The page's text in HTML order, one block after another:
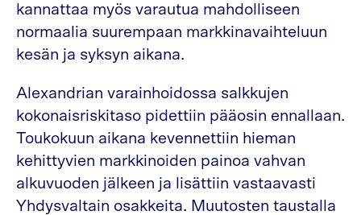
kannattaa myös varautua mahdolliseen
normaalia suurempaan markkinavaihteluun
kesän ja syksyn aikana.
Alexandrian varainhoidossa salkkujen
kokonaisriskitaso pidettiin pääosin ennallaan.
Toukokuun aikana kevennettiin hieman
kehittyvien markkinoiden painoa vahvan
alkuvuoden jälkeen ja lisättiin vastaavasti
Yhdysvaltain osakkeita. Muutosten taustalla